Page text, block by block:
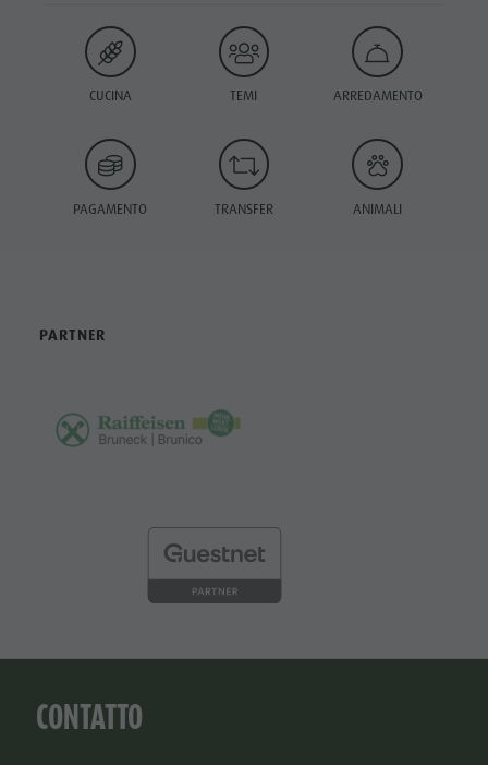
CUCINA TEMI ARREDAMENTO
PAGAMENTO TRANSFER ANIMALI
PARTNER
CONTATTO